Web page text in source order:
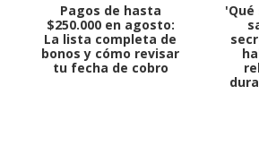
Pagos de hasta
$250.000 en agosto:
La lista completa de
bonos y cómo revisar
tu fecha de cobro